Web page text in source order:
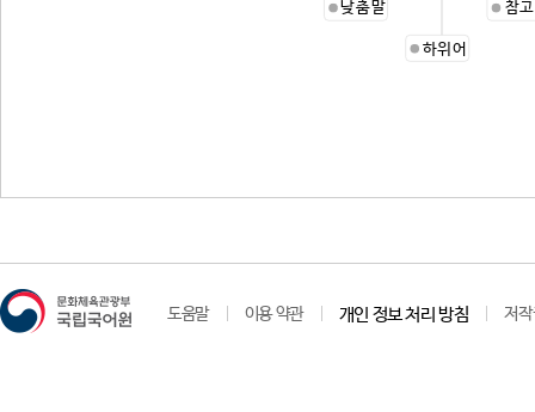
참
하위어
낮춤말
도움말 이용 약관 개인 정보 처리 방침 저